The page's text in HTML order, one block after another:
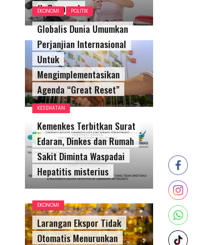
(Influencer)
EKONOMI POLITIK
Globalis Dunia Umumkan
Perjanjian Internasional
Untuk
Mengimplementasikan
Agenda “Great Reset”
KESEHATAN
Kemenkes Terbitkan Surat
Edaran, Dinkes dan Rumah
Sakit Diminta Waspadai
Hepatitis misterius
EKONOMI
Larangan Ekspor Tidak
Otomatis Menurunkan